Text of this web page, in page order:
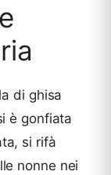
di ghisa
è gonfiata
si rifà
nonne nei